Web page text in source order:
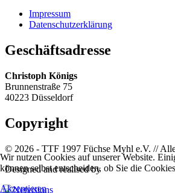
Impressum
Datenschutzerklärung
Geschäftsadresse
Christoph Königs
Brunnenstraße 75
40223 Düsseldorf
Copyright
© 2026 - TTF 1997 Füchse Myhl e.V. //
Designed and realised by
Wir nutzen Cookies auf unserer Website.
können selbst entscheiden, ob Sie die
Akzeptieren